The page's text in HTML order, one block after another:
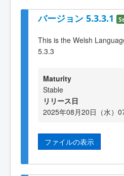
バージョン 5.3.3.1
This is the Welsh
5.3.3
Maturity
Stable
リリース日
2025年08月20日（水）
ファイルの表示